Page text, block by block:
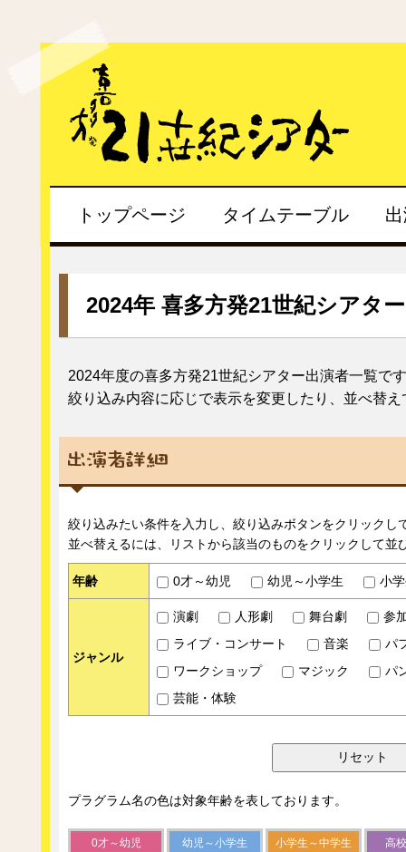
トップページ タイムテーブル
2024年 喜多方発21世紀シアタ
2024年度の喜多方発21世紀シアター出演者一覧で
絞り込み内容に応じで表示を変更したり、並べ替
絞り込みたい条件を入力し、絞り込みボタンをクリック
並べ替えるには、リストから該当のものをクリックして並
年齢 0才～幼児 幼児～小学生 小
ジャンル
演劇 人形劇 舞台劇
参
ライブ・コンサート
音楽
パ
ワークショップ
マジック
パ
芸能・体験
プラグラム名の色は対象年齢を表しております。
0才～幼児 幼児～小学生 小学生～中学生 高